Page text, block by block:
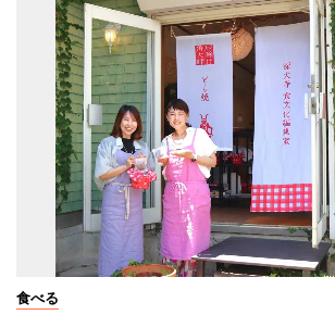
食べる